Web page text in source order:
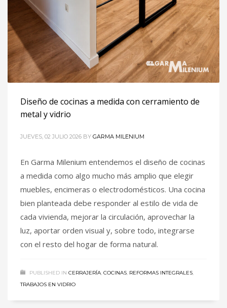
Diseño de cocinas a medida con cerramiento de
metal y vidrio
JUEVES, 02 JULIO 2026 BY GARMA MILENIUM
En Garma Milenium entendemos el diseño de cocinas
a medida como algo mucho más amplio que elegir
muebles, encimeras o electrodomésticos. Una cocina
bien planteada debe responder al estilo de vida de
cada vivienda, mejorar la circulación, aprovechar la
luz, aportar orden visual y, sobre todo, integrarse
con el resto del hogar de forma natural.
PUBLISHED IN CERRAJERÍA, COCINAS, REFORMAS INTEGRALES,
TRABAJOS EN VIDRIO